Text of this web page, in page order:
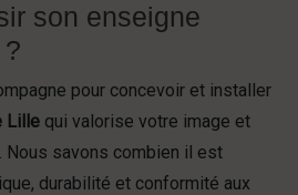
son enseigne
pour concevoir et installer
Lille qui valorise votre image et
savons combien il est
durabilité et conformité aux